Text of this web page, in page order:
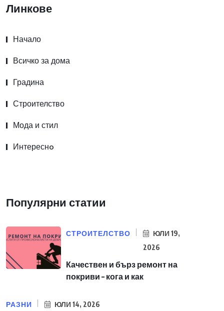
Линкове
Начало
Всичко за дома
Градина
Строителство
Мода и стил
Интереснo
Популярни статии
СТРОИТЕЛСТВО
ЮЛИ 19,
2026
Качествен и бърз ремонт на
покриви – кога и как
РАЗНИ ЮЛИ 14, 2026